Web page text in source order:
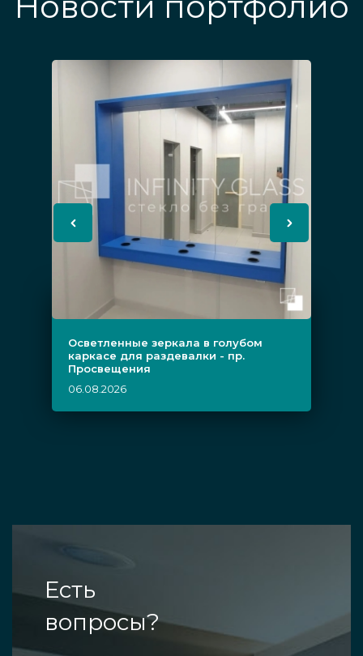
Осветленные зеркала в голубом
каркасе для раздевалки - пр.
Просвещения
06.08.2026
Есть
вопросы?